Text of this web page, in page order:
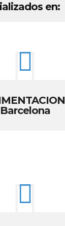
en:
Barcelona